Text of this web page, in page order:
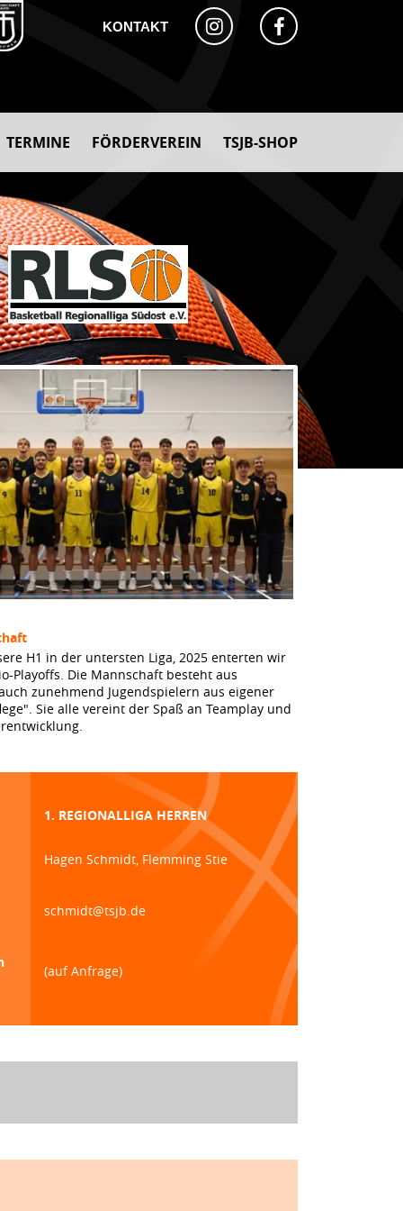
KONTAKT
TERMINE FÖRDERVEREIN TSJB-SHOP
H1 in der untersten Liga, 2025 enterten wir
Playoffs. Die Mannschaft besteht aus
zunehmend Jugendspielern aus eigener
Sie alle vereint der Spaß an Teamplay und
1. REGIONALLIGA HERREN
Hagen Schmidt, Flemming Stie
schmidt@tsjb.de
(auf Anfrage)